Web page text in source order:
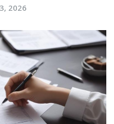
2026